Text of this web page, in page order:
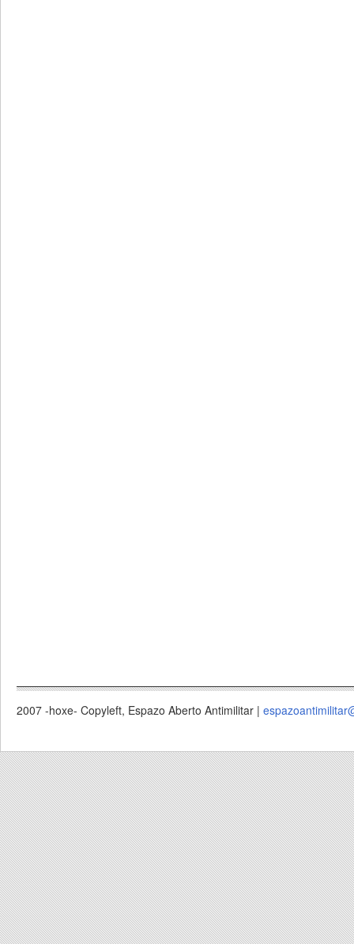
2007 -hoxe- Copyleft, Espazo Aberto Antimilitar |